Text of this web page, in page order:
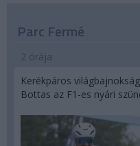
Parc Fermé
2 órája
Kerékpáros
Bottas az F1-es nyári